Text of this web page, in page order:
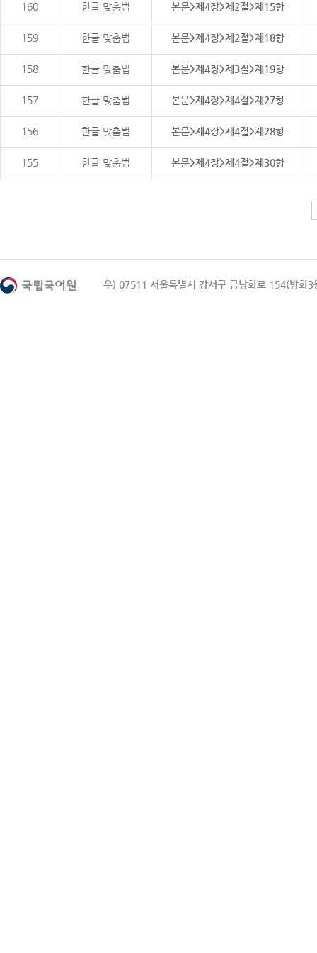
160 한글 맞춤법 본문>제4장>제2절>제15항
159 한글 맞춤법 본문>제4장>제2절>제18항
158 한글 맞춤법 본문>제4장>제3절>제19항
157 한글 맞춤법 본문>제4장>제4절>제27항
156 한글 맞춤법 본문>제4장>제4절>제28항
155 한글 맞춤법 본문>제4장>제4절>제30항
우) 07511 서울특별시 강서구 금낭화로 154(방화3